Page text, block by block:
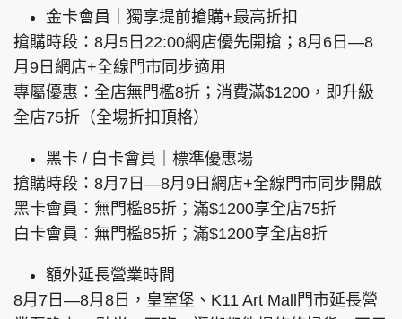
金卡會員｜獨享提前搶購+最高折扣
搶購時段：8月5日22:00網店優先開搶；8月6日—8
月9日網店+全線門市同步適用
專屬優惠：全店無門檻8折；消費滿$1200，即升級
全店75折（全場折扣頂格）
黑卡 / 白卡會員｜標準優惠場
搶購時段：8月7日—8月9日網店+全線門市同步開啟
黑卡會員：無門檻85折；滿$1200享全店75折
白卡會員：無門檻85折；滿$1200享全店8折
額外延長營業時間
8月7日—8月8日，皇室堡、K11 Art Mall門市延長營